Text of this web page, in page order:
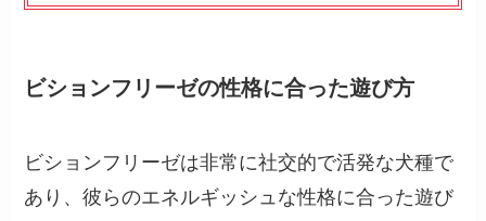
ビションフリーゼの性格に合った遊び方
ビションフリーゼは非常に社交的で活発な犬種で
あり、彼らのエネルギッシュな性格に合った遊び